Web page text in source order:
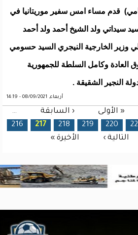
قدم مساء امس سفير موريتانيا في
سيداتي ولد الشيخ أحمد ولد أحمد
وزير الخارجية النيجري السيد حسومي
وكامل السلطة للجمهورية
النجير الشقيقة .
أربعاء, 08/09/2021 - 14:19
« الأولى ‹ السابقة …
216
217 218 219 220
التالية › الأخيرة »